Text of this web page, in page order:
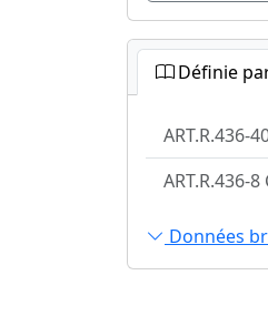
Définie
ART.R.436-
ART.R.436-8
Données